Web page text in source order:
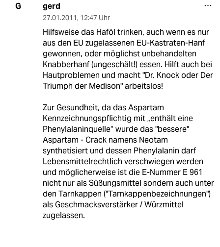
G gerd
27.01.2011, 12:47 Uhr
Hilfsweise das Haföl trinken, auch wenn es nur
aus den EU zugelassenen EU-Kastraten-Hanf
gewonnen, oder möglichst unbehandelten
Knabberhanf (ungeschält!) essen. Hilft auch bei
Hautproblemen und macht "Dr. Knock oder Der
Triumph der Medison" arbeitslos!
Zur Gesundheit, da das Aspartam
Kennzeichnungspflichtig mit „enthält eine
Phenylalaninquelle“ wurde das "bessere"
Aspartam - Crack namens Neotam
synthetisiert und dessen Phenylalanin darf
Lebensmittelrechtlich verschwiegen werden
und möglicherweise ist die E-Nummer E 961
nicht nur als Süßungsmittel sondern auch unter
den Tarnkappen ("Tarnkappenbezeichnungen")
als Geschmacksverstärker / Würzmittel
zugelassen.